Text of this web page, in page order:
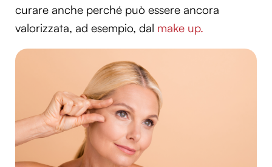
curare anche perché può essere ancora
valorizzata, ad esempio, dal make up.